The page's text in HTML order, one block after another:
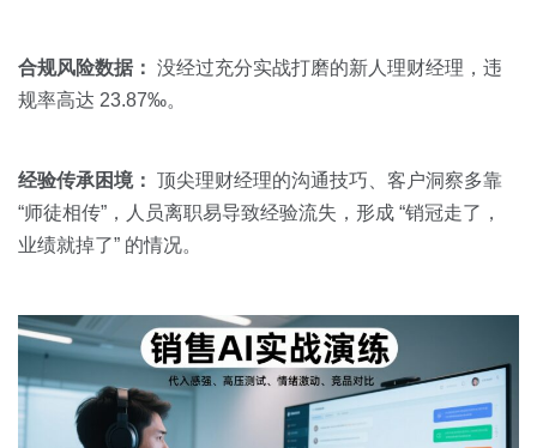
合规风险数据： 没经过充分实战打磨的新人理财经理，违
规率高达 23.87‰。
经验传承困境： 顶尖理财经理的沟通技巧、客户洞察多靠
“师徒相传”，人员离职易导致经验流失，形成 “销冠走了，
业绩就掉了” 的情况。